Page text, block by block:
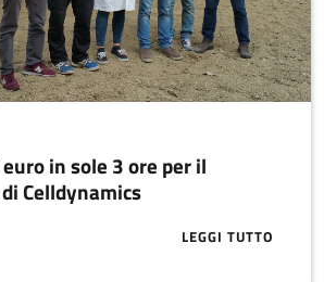
in sole 3 ore per il
Celldynamics
LEGGI TUTTO
ABOUT